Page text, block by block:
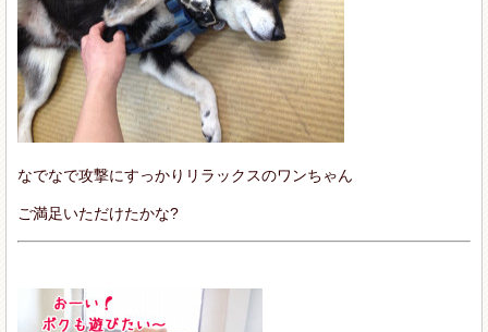
なでなで攻撃にすっかりリラックスのワンちゃん
ご満足いただけたかな?